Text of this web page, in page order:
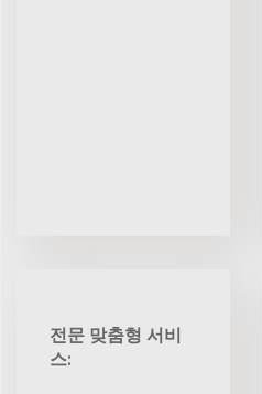
전문 맞춤형 서비
스: